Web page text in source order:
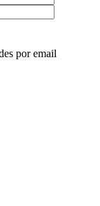
por email